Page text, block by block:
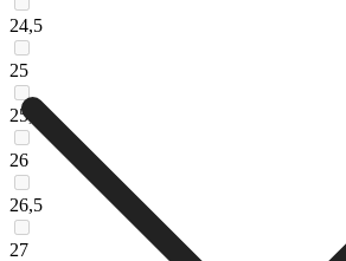
24,5
25
25,5
26
26,5
27